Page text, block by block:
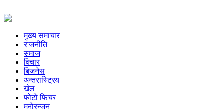
मुख्य समाचार
राजनीति
समाज
विचार
बिजनेस
अन्तरास्ट्रिय
खेल
फोटो फिचर
मनोरन्जन